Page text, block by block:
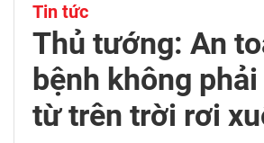
Tin tức
Thủ tướng: An
bệnh không
từ trên trời rơi